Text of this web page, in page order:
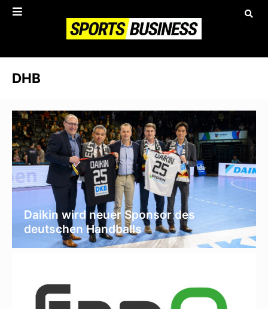
DHB
Daikin wird neuer Sponsor des
deutschen Handballs